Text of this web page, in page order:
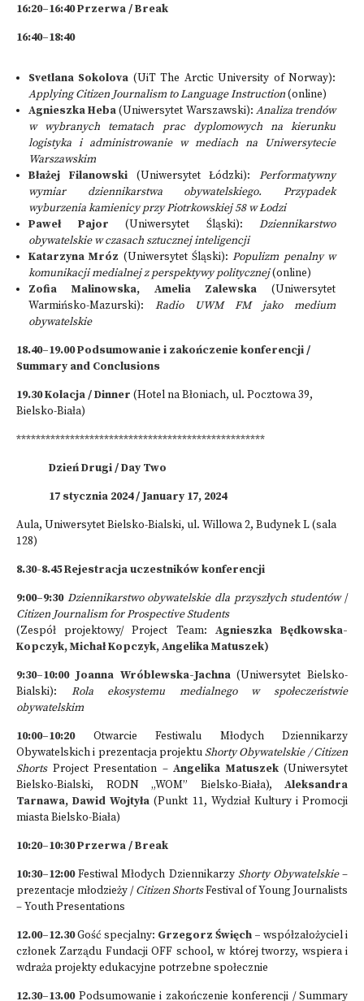
16:20–16:40 Przerwa / Break
16:40–18:40
Svetlana Sokolova (UiT The Arctic University of Norway):
Applying Citizen Journalism to Language Instruction(online)
Agnieszka Heba(Uniwersytet Warszawski): Analiza trendów
w wybranych tematach prac dyplomowych na kierunku
logistyka i administrowanie w mediach na Uniwersytecie
Warszawskim
Błażej Filanowski(Uniwersytet Łódzki): Performatywny
wymiar dziennikarstwa obywatelskiego. Przypadek
wyburzenia kamienicy przy Piotrkowskiej 58 w Łodzi
Paweł Pajor (Uniwersytet Śląski): Dziennikarstwo
obywatelskie w czasach sztucznej inteligencji
Katarzyna Mróz (Uniwersytet Śląski):Populizm penalny w
komunikacji medialnej z perspektywy politycznej(online)
Zofia Malinowska, Amelia Zalewska (Uniwersytet
Warmińsko-Mazurski): Radio UWM FM jako medium
obywatelskie
18.40–19.00 Podsumowanie i zakończenie konferencji /
Summary and Conclusions
19.30 Kolacja / Dinner (Hotel na Błoniach, ul. Pocztowa 39,
Bielsko-Biała)
***************************************************
Dzień Drugi / Day Two
17 stycznia 2024 / January 17, 2024
Aula, Uniwersytet Bielsko-Bialski, ul. Willowa 2, Budynek L (sala
128)
8.30-8.45 Rejestracja uczestników konferencji
9:00–9:30 Dziennikarstwo obywatelskie dla przyszłych studentów/
Citizen Journalism for Prospective Students
(Zespół projektowy/ Project Team: Agnieszka Będkowska-
Kopczyk, Michał Kopczyk, Angelika Matuszek)
9:30–10:00 Joanna Wróblewska-Jachna(Uniwersytet Bielsko-
Bialski): Rola ekosystemu medialnego w społeczeństwie
obywatelskim
10:00–10:20 Otwarcie Festiwalu Młodych Dziennikarzy
Obywatelskich i prezentacja projektuShorty Obywatelskie /Citizen
ShortsProject Presentation – Angelika Matuszek(Uniwersytet
Bielsko-Bialski, RODN „WOM” Bielsko-Biała), Aleksandra
Tarnawa, Dawid Wojtyła (Punkt 11, Wydział Kultury i Promocji
miasta Bielsko-Biała)
10:20–10:30 Przerwa / Break
10:30–12:00Festiwal Młodych Dziennikarzy Shorty Obywatelskie–
prezentacje młodzieży /Citizen ShortsFestival of Young Journalists
– Youth Presentations
12.00–12.30Gość specjalny: Grzegorz Święch – współzałożyciel i
członek Zarządu Fundacji OFF school, w której tworzy, wspiera i
wdraża projekty edukacyjne potrzebne społecznie
12.30–13.00 Podsumowanie i zakończenie konferencji / Summary